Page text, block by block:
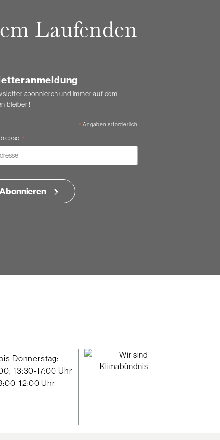
Laufenden
abonnieren und immer auf dem
bleiben!
* Angaben erforderlich
*
Abonnieren
Donnerstag:
13:30-17:00 Uhr
12:00 Uhr